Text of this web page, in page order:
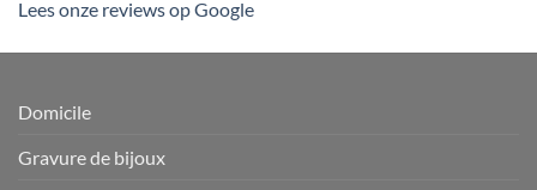
Lees onze reviews op Google
Domicile
Gravure de bijoux